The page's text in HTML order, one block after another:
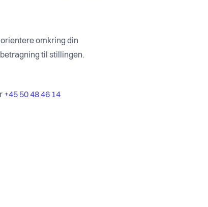
omkring din
til stillingen.
+45 50 48 46 14